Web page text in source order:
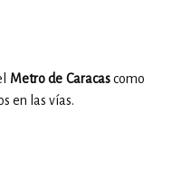
Metro de Caracascomo
en las vías.